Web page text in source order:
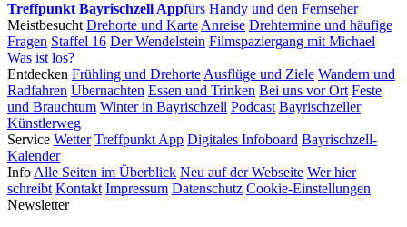
Treffpunkt Bayrischzell Appfürs Handy und den Fernseher
Meistbesucht Drehorte und KarteAnreise Drehtermine und häufige
Fragen Staffel 16 Der Wendelstein Filmspaziergang mit Michael
Was ist los?
Entdecken Frühling und DrehorteAusflüge und Ziele Wandern und
Radfahren Übernachten Essen und Trinken Bei uns vor Ort Feste
und Brauchtum Winter in Bayrischzell Podcast Bayrischzeller
Künstlerweg
Service Wetter Treffpunkt App Digitales Infoboard Bayrischzell-
Kalender
InfoAlle Seiten im Überblick Neu auf der Webseite Wer hier
schreibt Kontakt Impressum Datenschutz Cookie-Einstellungen
Newsletter